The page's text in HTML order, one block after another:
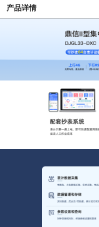
产品详情